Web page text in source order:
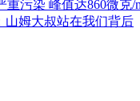
污染 峰值达860微克/
山姆大叔站在我们背后